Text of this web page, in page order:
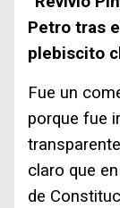
Petro tras
plebiscito
Fue un
porque fue
claro que
de